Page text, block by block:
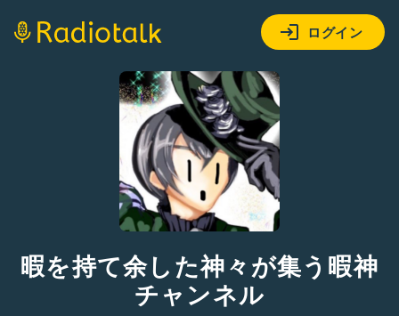
ログイン
暇を持て余した神々が集う暇神
チャンネル